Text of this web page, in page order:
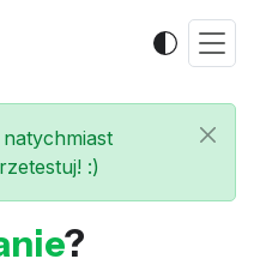
:)
?